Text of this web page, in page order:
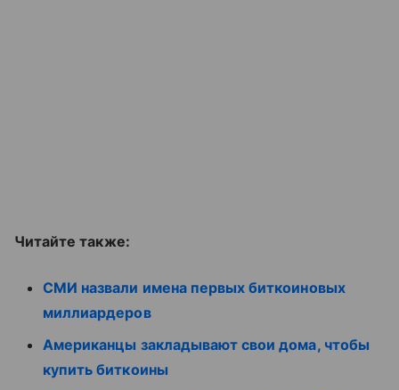
Читайте также:
СМИ назвали имена первых биткоиновых
миллиардеров
Американцы закладывают свои дома, чтобы
купить биткоины